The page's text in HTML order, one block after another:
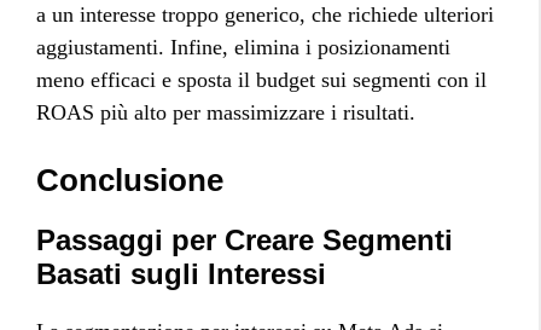
a un interesse troppo generico, che richiede ulteriori
aggiustamenti. Infine, elimina i posizionamenti
meno efficaci e sposta il budget sui segmenti con il
ROAS più alto per massimizzare i risultati.
Conclusione
Passaggi per Creare Segmenti
Basati sugli Interessi